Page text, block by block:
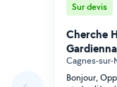
Sur devis
Cherche
Cagnes-sur-
Bonjour,